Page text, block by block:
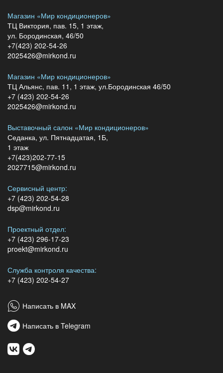
Магазин «Мир кондиционеров»
ТЦ Виктория, пав. 15, 1 этаж,
ул. Бородинская, 46/50
+7(423) 202-54-26
2025426@mirkond.ru
Магазин «Мир кондиционеров»
ТЦ Альянс, пав. 11, 1 этаж, ул.Бородинская 46/50
+7 (423) 202-54-26
2025426@mirkond.ru
Выставочный салон «Мир кондиционеров»
Седанка, ул. Пятнадцатая, 1Б,
1 этаж
+7(423)202-77-15
2027715@mirkond.ru
Сервисный центр:
+7 (423) 202-54-28
dsp@mirkond.ru
Проектный отдел:
+7 (423) 296-17-23
proekt@mirkond.ru
Служба контроля качества:
+7 (423) 202-54-27
Написать в MAX
Написать в Telegram